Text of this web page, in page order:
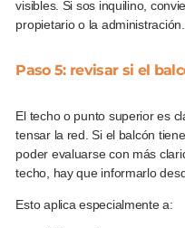
visibles. Si sos inquilino,
propietario o la administración.
Paso 5: revisar si el
El techo o punto superior es
tensar la red. Si el balcón
poder evaluarse con más
techo, hay que informarlo
Esto aplica especialmente a: